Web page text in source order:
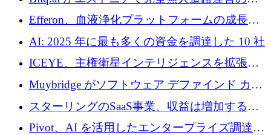
認を獲得
Efferon、血液浄化プラットフォームの成長に
250万ユーロを確保
AI: 2025 年に最も多くの資金を調達した 10 社
ICEYE、主権衛星インテリジェンスを拡張す
るために 3 億ユーロの信用枠を確保
Muybridge がソフトウェア デファインド カメ
ラ テクノロジーを拡張するためにシリーズ A
で 1,600 万ドルを調達
スターリングのSaaS事業、収益は増加するも
グループ利益は減少
Pivot、AI を活用したエンタープライズ調達プ